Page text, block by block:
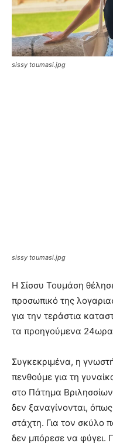
sissy toumasi.jpg
sissy toumasi.jpg
Η Σίσσυ Τουμάση
προσωπικό της
για την τεράστια
τα προηγούμενα 24ωρα
Συγκεκριμένα, η
πενθούμε για τη
στο Πάτημα
δεν ξαναγίνονται,
στάχτη. Για τον σκύλο
δεν μπόρεσε να φύγει.